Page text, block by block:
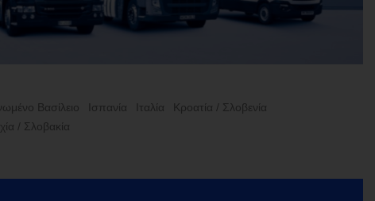
Βασίλειο Ισπανία Ιταλία
Κροατία / Σλοβενία
/ Σλοβακία